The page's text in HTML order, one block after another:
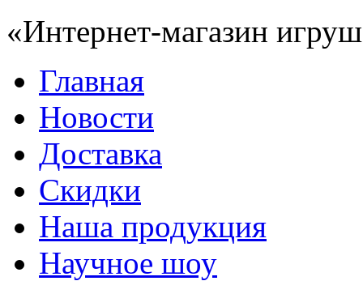
«Интернет-магазин
Главная
Новости
Доставка
Скидки
Наша продукция
Научное шоу